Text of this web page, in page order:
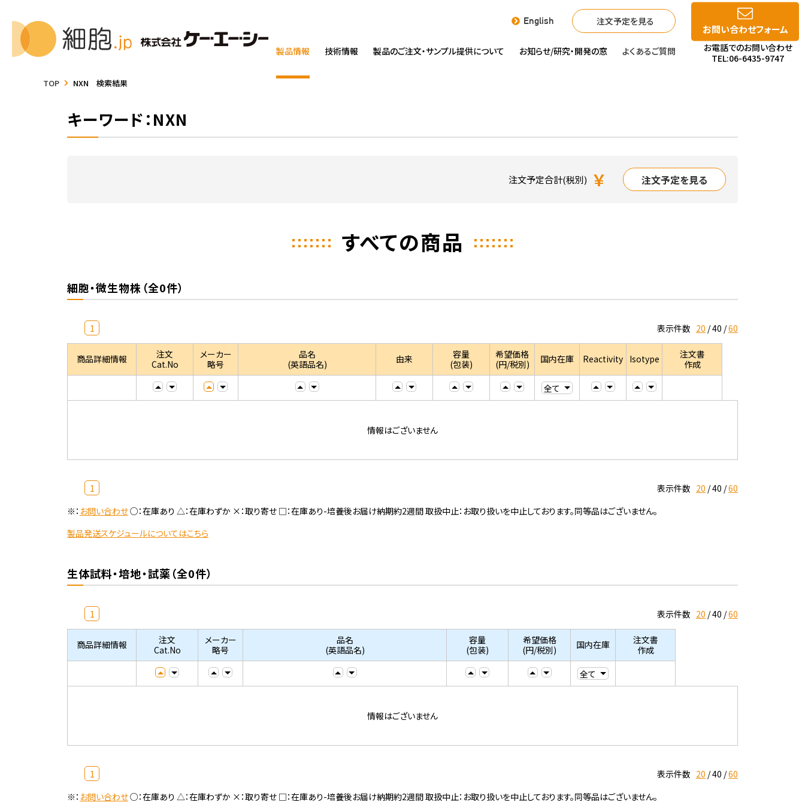
English 注文予定を見る
製品情報 技術情報 製品のご注文・サンプル提供について お知らせ/研究・開発の窓 よくあるご質問
お問い合わせフォーム
お電話でのお問い合わせ
TEL:06-6435-9747
TOP NXN 検索結果
キーワード：NXN
注文予定合計(税別) ￥ 注文予定を見る
すべての商品
細胞・微生物株（全0件）
1 表示件数 20 40 60
商品詳細情報
注文
Cat.No
メーカー
略号
品名
(英語品名)
由来
容量
(包装)
希望価格
(円/税別)
国内在庫 Reactivity Isotype
注文書
作成
情報はございません
1 表示件数 20 40 60
※： お問い合わせ○：在庫あり △：在庫わずか ×：取り寄せ □：在庫あり-培養後お届け納期約2週間 取扱中止：お取り扱いを中止しております。同等品はございません。
製品発送スケジュールについてはこちら
生体試料・培地・試薬（全0件）
1 表示件数 20 40 60
商品詳細情報
注文
Cat.No
メーカー
略号
品名
(英語品名)
容量
(包装)
希望価格
(円/税別)
国内在庫
注文書
作成
情報はございません
1 表示件数 20 40 60
※： お問い合わせ○：在庫あり △：在庫わずか ×：取り寄せ □：在庫あり-培養後お届け納期約2週間 取扱中止：お取り扱いを中止しております。同等品はございません。